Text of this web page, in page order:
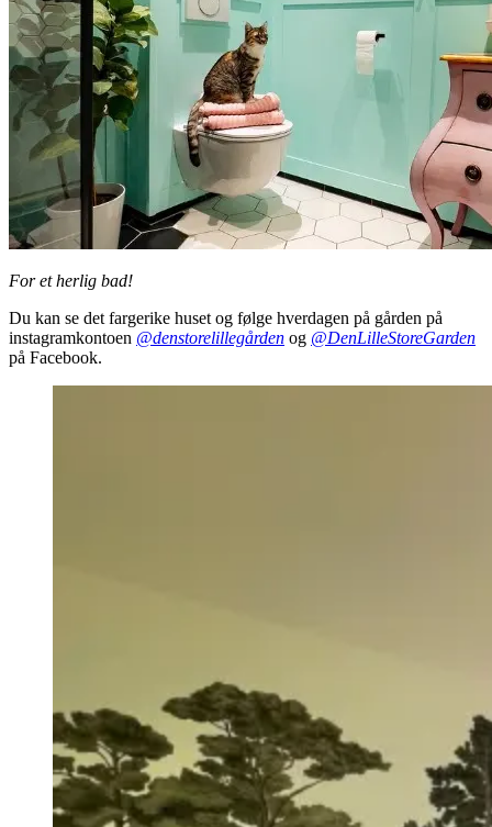
For et herlig bad!
Du kan se det fargerike huset og følge hverdagen på gården på
instagramkontoen @denstorelillegården og @DenLilleStoreGarden
på Facebook.